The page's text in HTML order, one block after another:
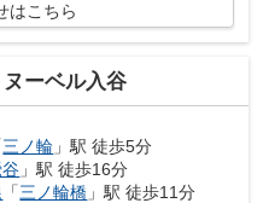
はこちら
ーベル入谷
三ノ輪 」駅 徒歩5分
」駅 徒歩16分
「三ノ輪橋 」駅 徒歩11分